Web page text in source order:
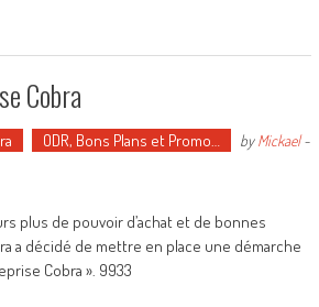
Cobra
ODR, Bons Plans et Promo… byMickael-
plus de pouvoir d’achat et de bonnes
a décidé de mettre en place une démarche
Cobra ». 9933